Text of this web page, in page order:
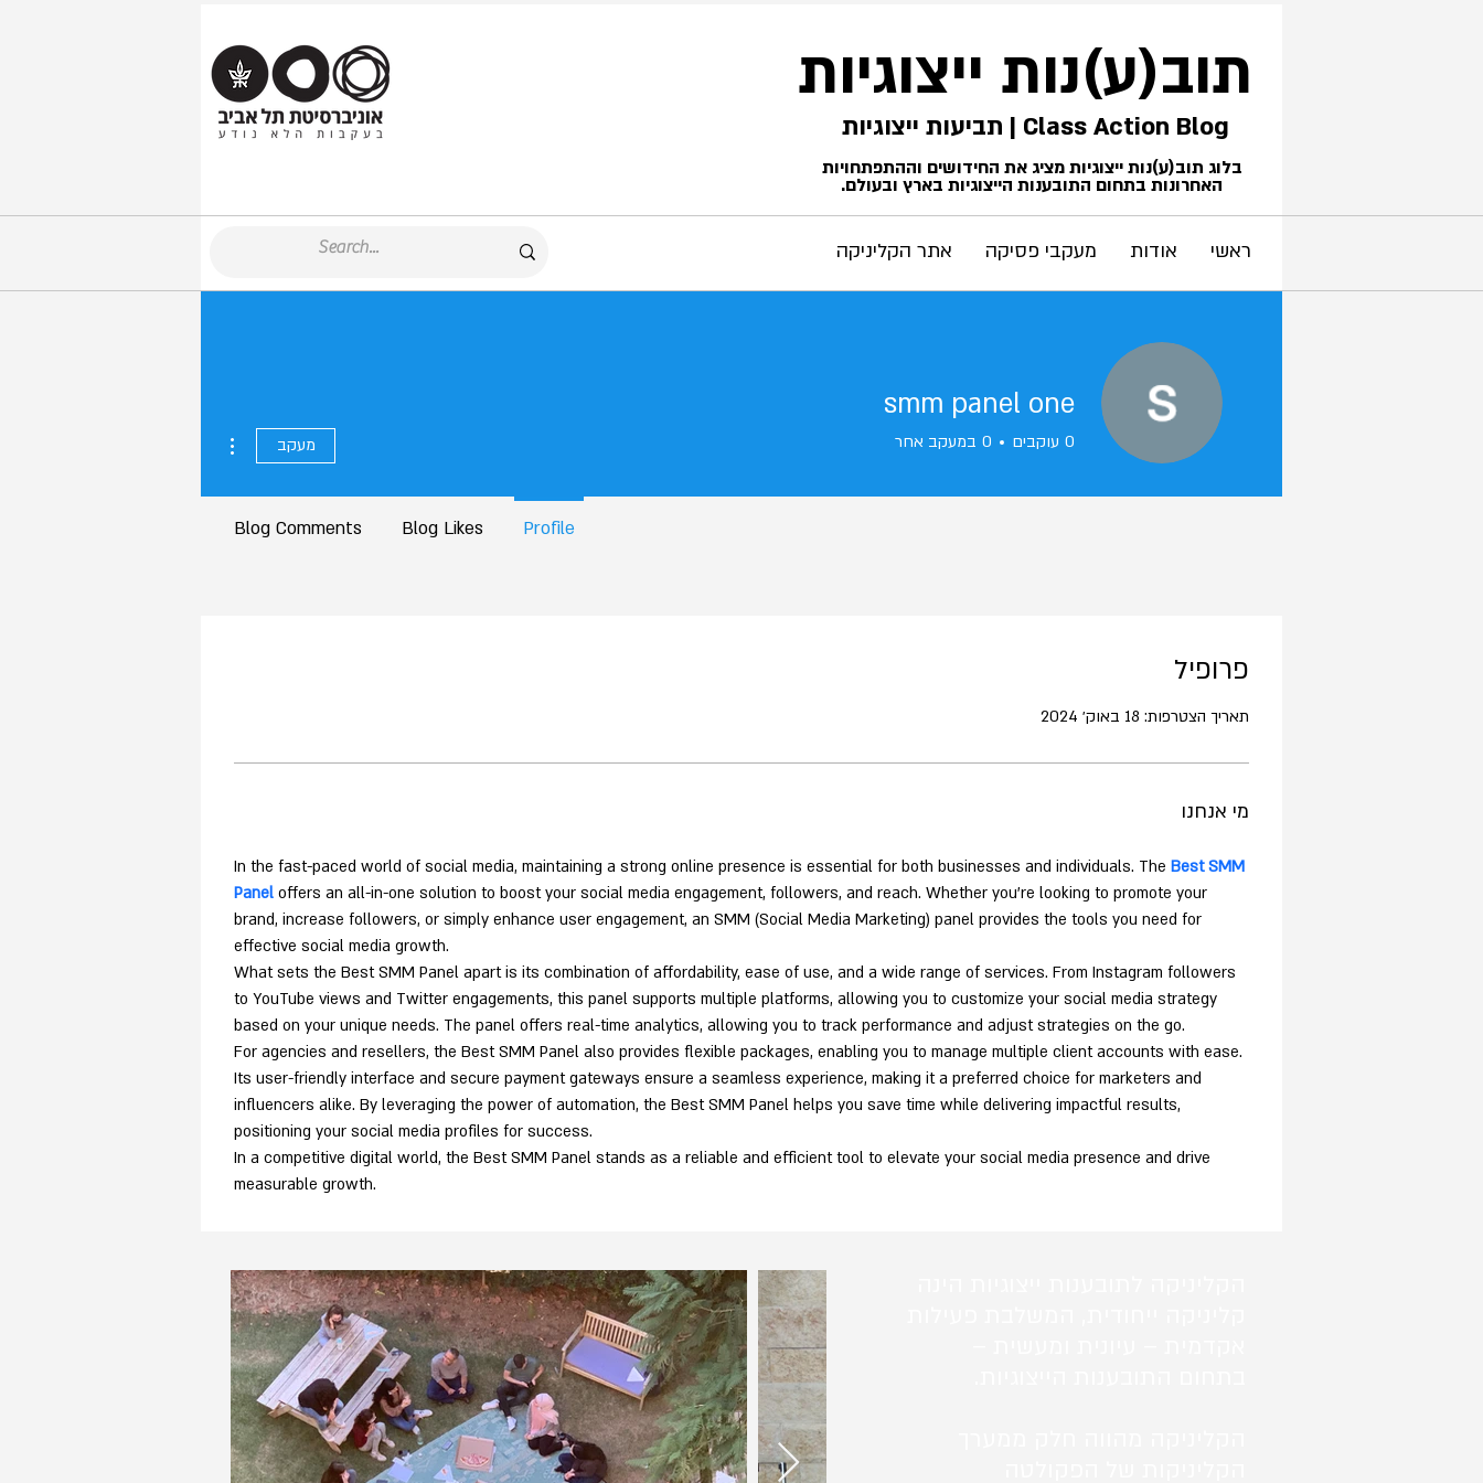
תוב(ע)נות ייצוגיות
Class Action Blog | תביעות ייצוגיות
בלוג תוב(ע)נות ייצוגיות מציג את החידושים וההתפתחויות
האחרונות בתחום התובענות הייצוגיות בארץ ובעולם.
ראשי אודות מעקבי פסיקה אתר הקליניקה
פרופיל
תאריך הצטרפות: 18 באוק׳ 2024
מי אנחנו
In the fast-paced world of social media, maintaining a strong online presence is essential for both businesses and individuals. The Best SMM
Panel offers an all-in-one solution to boost your social media engagement, followers, and reach. Whether you're looking to promote your
brand, increase followers, or simply enhance user engagement, an SMM (Social Media Marketing) panel provides the tools you need for
effective social media growth.
What sets the Best SMM Panel apart is its combination of affordability, ease of use, and a wide range of services. From Instagram followers
to YouTube views and Twitter engagements, this panel supports multiple platforms, allowing you to customize your social media strategy
based on your unique needs. The panel offers real-time analytics, allowing you to track performance and adjust strategies on the go.
For agencies and resellers, the Best SMM Panel also provides flexible packages, enabling you to manage multiple client accounts with ease.
Its user-friendly interface and secure payment gateways ensure a seamless experience, making it a preferred choice for marketers and
influencers alike. By leveraging the power of automation, the Best SMM Panel helps you save time while delivering impactful results,
positioning your social media profiles for success.
In a competitive digital world, the Best SMM Panel stands as a reliable and efficient tool to elevate your social media presence and drive
measurable growth.
smm panel one
0 עוקבים 0 במעקב אחר מעקב
Profile
Blog Likes
Blog Comments